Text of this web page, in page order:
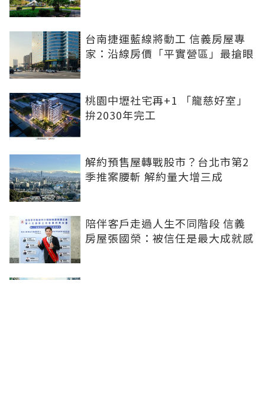
台南捷運藍線將動工 信義房屋專
家：沿線房價「平實營區」最搶眼
桃園中壢社宅再+1 「龍慈好室」
拚2030年完工
解約預售屋轉戰股市？台北市第2
季推案腰斬 解約量大增三成
陪伴客戶走過人生不同階段 信義
房屋張國榮：被信任是最大成就感